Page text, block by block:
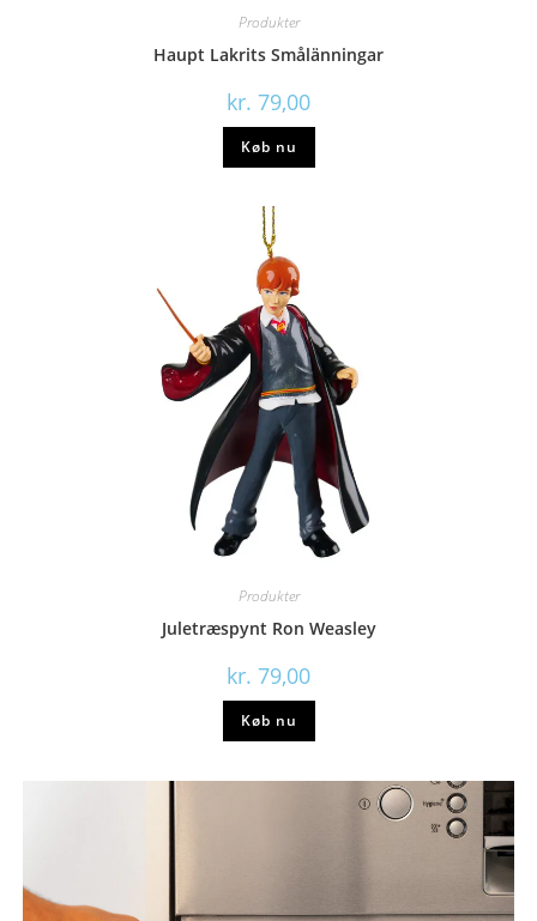
Produkter
Haupt Lakrits Smålänningar
kr. 79,00
Køb nu
Produkter
Juletræspynt Ron Weasley
kr. 79,00
Køb nu